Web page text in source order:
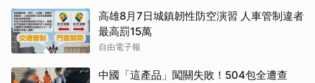
高雄8月7日城鎮韌性防空演習 人車管制違者
最高罰15萬
自由電子報
中國「這產品」闖關失敗！504包全遭查